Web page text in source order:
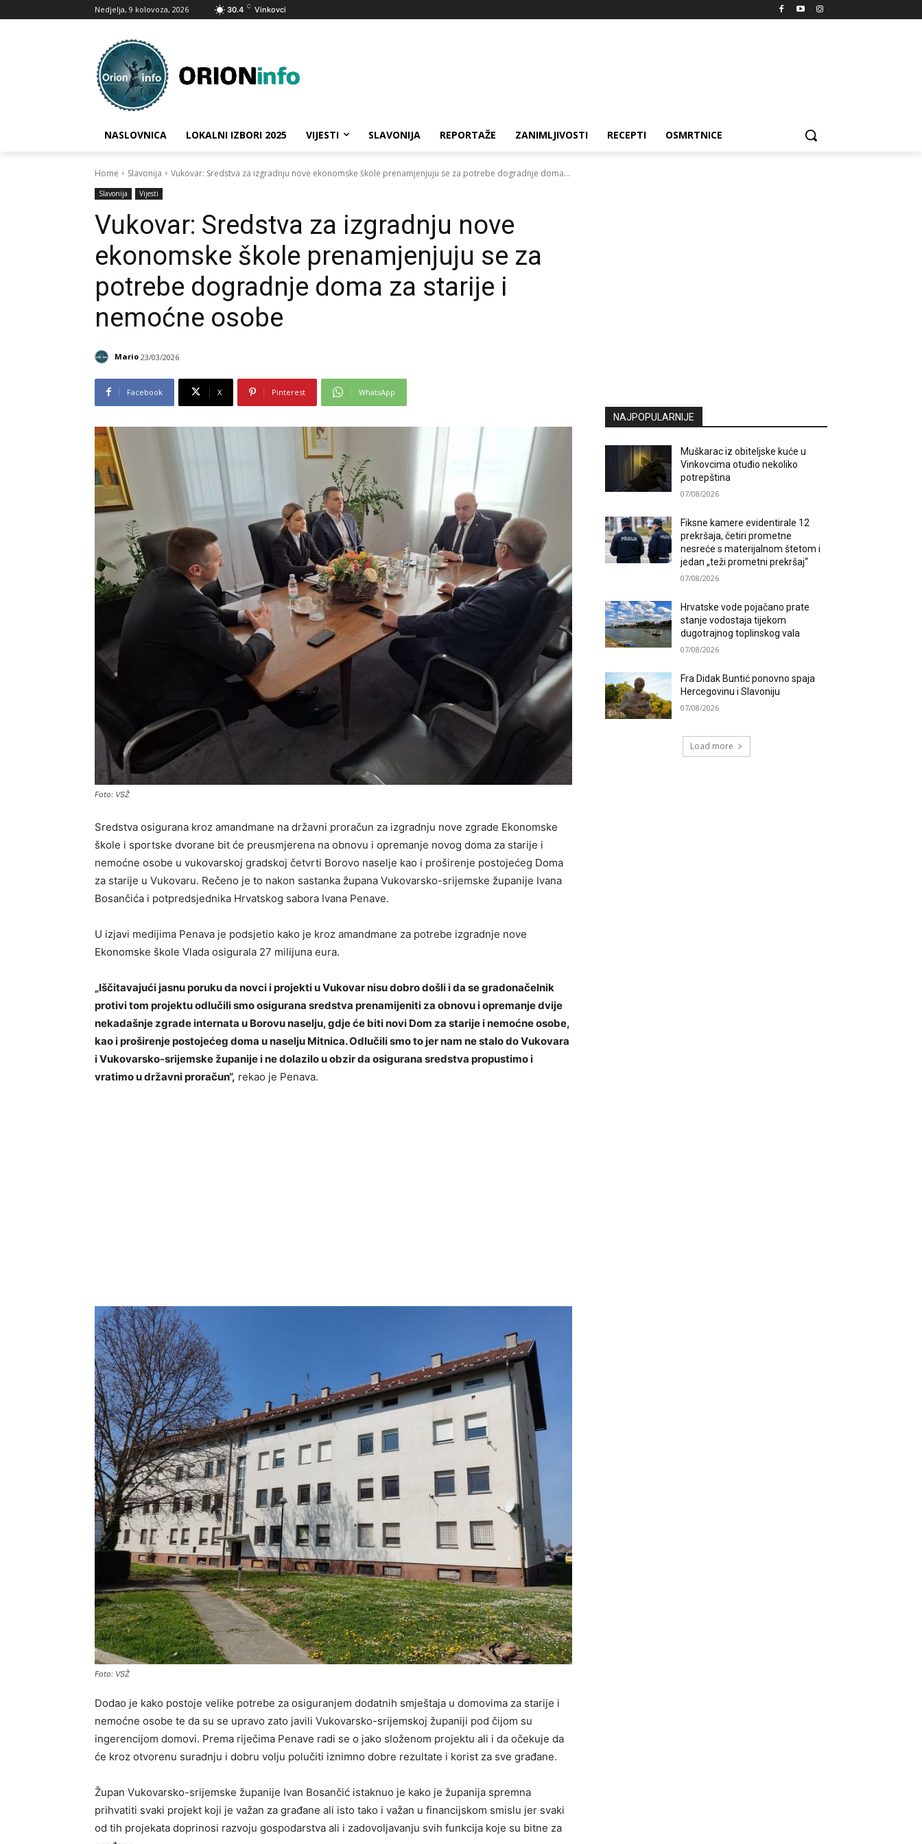
Nedjelja, 9 kolovoza, 2026 30.4 C Vinkovci
NASLOVNICA LOKALNI IZBORI 2025 VIJESTI SLAVONIJA REPORTAŽE ZANIMLJIVOSTI RECEPTI OSMRTNICE
Home Slavonija Vukovar: Sredstva za izgradnju nove ekonomske škole prenamjenjuju se za potrebe dogradnje doma...
Slavonija Vijesti
Vukovar: Sredstva za izgradnju nove
ekonomske škole prenamjenjuju se za
potrebe dogradnje doma za starije i
nemoćne osobe
Mario 23/03/2026
Facebook X Pinterest WhatsApp
Foto: VSŽ
Sredstva osigurana kroz amandmane na državni proračun za izgradnju nove zgrade Ekonomske
škole i sportske dvorane bit će preusmjerena na obnovu i opremanje novog doma za starije i
nemoćne osobe u vukovarskoj gradskoj četvrti Borovo naselje kao i proširenje postojećeg Doma
za starije u Vukovaru. Rečeno je to nakon sastanka župana Vukovarsko-srijemske županije Ivana
Bosančića i potpredsjednika Hrvatskog sabora Ivana Penave.
U izjavi medijima Penava je podsjetio kako je kroz amandmane za potrebe izgradnje nove
Ekonomske škole Vlada osigurala 27 milijuna eura.
„Iščitavajući jasnu poruku da novci i projekti u Vukovar nisu dobro došli i da se gradonačelnik
protivi tom projektu odlučili smo osigurana sredstva prenamijeniti za obnovu i opremanje dvije
nekadašnje zgrade internata u Borovu naselju, gdje će biti novi Dom za starije i nemoćne osobe,
kao i proširenje postojećeg doma u naselju Mitnica. Odlučili smo to jer nam ne stalo do Vukovara
i Vukovarsko-srijemske županije i ne dolazilo u obzir da osigurana sredstva propustimo i
vratimo u državni proračun“, rekao je Penava.
Foto: VSŽ
Dodao je kako postoje velike potrebe za osiguranjem dodatnih smještaja u domovima za starije i
nemoćne osobe te da su se upravo zato javili Vukovarsko-srijemskoj županiji pod čijom su
ingerencijom domovi. Prema riječima Penave radi se o jako složenom projektu ali i da očekuje da
će kroz otvorenu suradnju i dobru volju polučiti iznimno dobre rezultate i korist za sve građane.
Župan Vukovarsko-srijemske županije Ivan Bosančić istaknuo je kako je županija spremna
prihvatiti svaki projekt koji je važan za građane ali isto tako i važan u financijskom smislu jer svaki
od tih projekata doprinosi razvoju gospodarstva ali i zadovoljavanju svih funkcija koje su bitne za
NAJPOPULARNIJE
Muškarac iz obiteljske kuće u
Vinkovcima otuđio nekoliko
potrepština
07/08/2026
Fiksne kamere evidentirale 12
prekršaja, četiri prometne
nesreće s materijalnom štetom i
jedan „teži prometni prekršaj“
07/08/2026
Hrvatske vode pojačano prate
stanje vodostaja tijekom
dugotrajnog toplinskog vala
07/08/2026
Fra Didak Buntić ponovno spaja
Hercegovinu i Slavoniju
07/08/2026
Load more